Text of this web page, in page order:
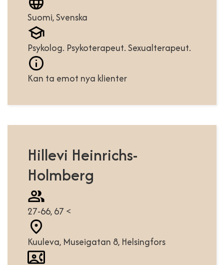
Suomi, Svenska
Psykolog. Psykoterapeut. Sexualterapeut.
Kan ta emot nya klienter
Hillevi Heinrichs-
Holmberg
27-66, 67 <
Kuuleva, Museigatan 8, Helsingfors